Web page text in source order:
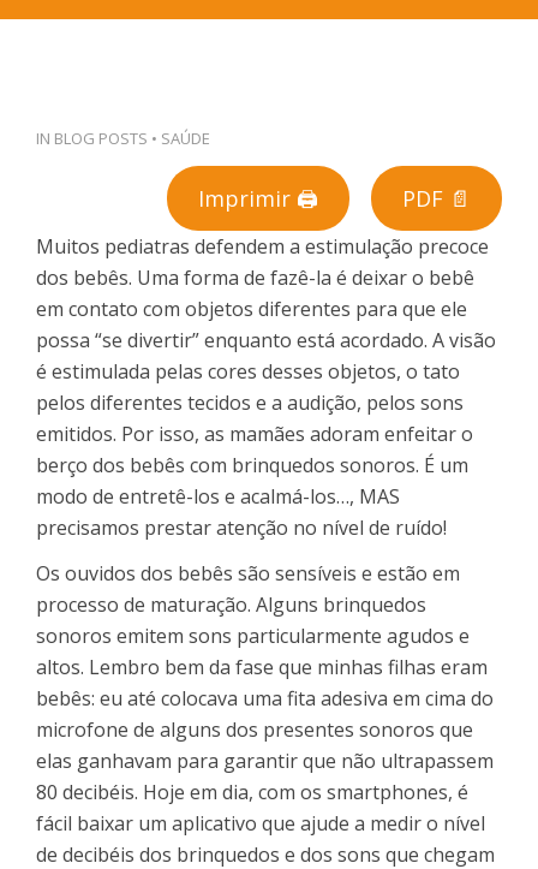
IN BLOG POSTS • SAÚDE
Imprimir 🖨 PDF 📄
Muitos pediatras defendem a estimulação precoce
dos bebês. Uma forma de fazê-la é deixar o bebê
em contato com objetos diferentes para que ele
possa “se divertir” enquanto está acordado. A visão
é estimulada pelas cores desses objetos, o tato
pelos diferentes tecidos e a audição, pelos sons
emitidos. Por isso, as mamães adoram enfeitar o
berço dos bebês com brinquedos sonoros. É um
modo de entretê-los e acalmá-los…, MAS
precisamos prestar atenção no nível de ruído!
Os ouvidos dos bebês são sensíveis e estão em
processo de maturação. Alguns brinquedos
sonoros emitem sons particularmente agudos e
altos. Lembro bem da fase que minhas filhas eram
bebês: eu até colocava uma fita adesiva em cima do
microfone de alguns dos presentes sonoros que
elas ganhavam para garantir que não ultrapassem
80 decibéis. Hoje em dia, com os smartphones, é
fácil baixar um aplicativo que ajude a medir o nível
de decibéis dos brinquedos e dos sons que chegam